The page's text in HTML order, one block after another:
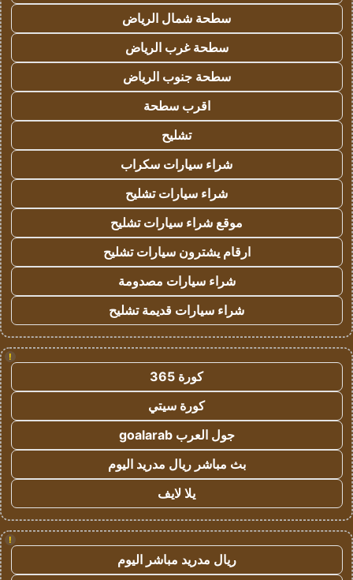
سطحة شمال الرياض
سطحة غرب الرياض
سطحة جنوب الرياض
اقرب سطحة
تشليح
شراء سيارات سكراب
شراء سيارات تشليح
موقع شراء سيارات تشليح
ارقام يشترون سيارات تشليح
شراء سيارات مصدومة
شراء سيارات قديمة تشليح
!
كورة 365
كورة سيتي
جول العرب goalarab
بث مباشر ريال مدريد اليوم
يلا لايف
!
ريال مدريد مباشر اليوم